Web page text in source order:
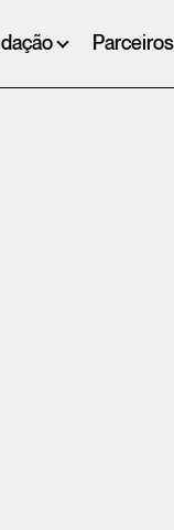
Parceiros